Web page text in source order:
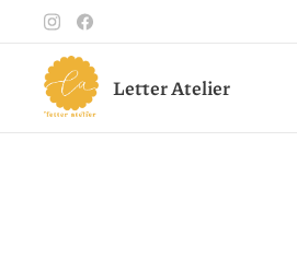
Letter Atelier